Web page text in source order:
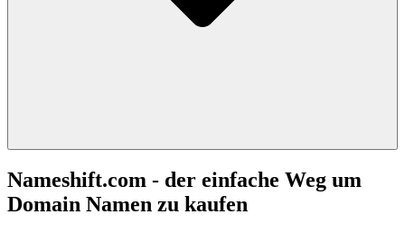
Nameshift.com - der einfache Weg um
Domain Namen zu kaufen